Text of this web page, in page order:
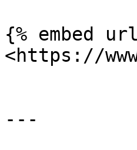
{% embed
<https://
---